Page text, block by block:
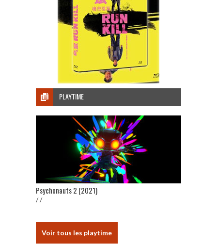
PLAYTIME
Psychonauts 2 (2021)
/ /
Voir tous les playtime